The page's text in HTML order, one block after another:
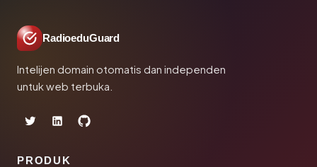
RadioeduGuard
Intelijen domain otomatis dan independen
untuk web terbuka.
PRODUK